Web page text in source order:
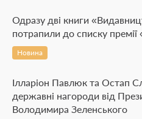
Одразу дві книги
потрапили до списку премії
Новина
Ілларіон Павлюк та Остап
державні нагороди від
Володимира Зеленського